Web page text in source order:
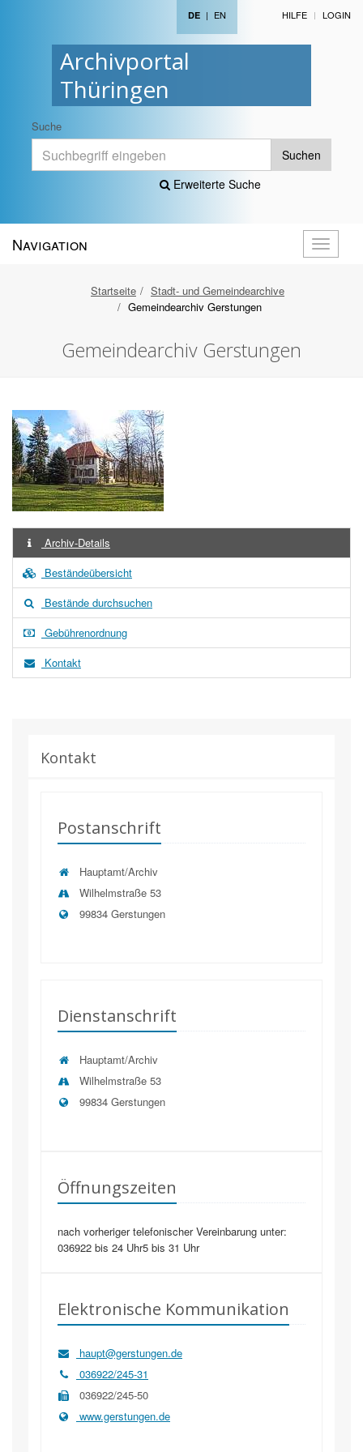
Archivportal
Thüringen
DE | EN HILFE LOGIN
Suche
Suchen
Erweiterte Suche
öffnen
Navigation
Startseite
Stadt- und Gemeindearchive
Gemeindearchiv Gerstungen
Gemeindearchiv Gerstungen
Archiv-Details
Beständeübersicht
Bestände durchsuchen
Gebührenordnung
Kontakt
Kontakt
Postanschrift
Hauptamt/Archiv
Wilhelmstraße 53
99834 Gerstungen
Dienstanschrift
Hauptamt/Archiv
Wilhelmstraße 53
99834 Gerstungen
Öffnungszeiten
nach vorheriger telefonischer Vereinbarung unter:
036922 bis 24 Uhr5 bis 31 Uhr
Elektronische Kommunikation
haupt@gerstungen.de
036922/245-31
036922/245-50
www.gerstungen.de